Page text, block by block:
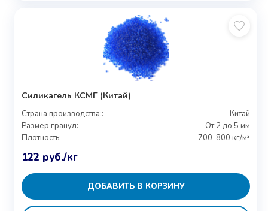
Силикагель КСМГ (Китай)
Страна производства::
Китай
Размер гранул:
От 2 до 5 мм
Плотность:
700-800 кг/м³
122 руб./кг
ДОБАВИТЬ В КОРЗИНУ